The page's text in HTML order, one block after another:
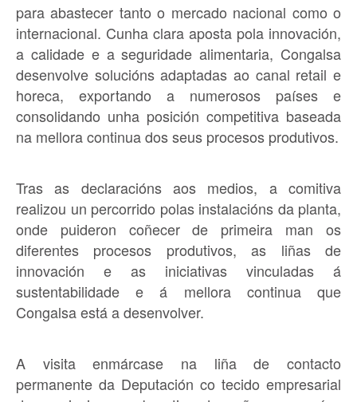
para abastecer tanto o mercado nacional como o
internacional. Cunha clara aposta pola innovación,
a calidade e a seguridade alimentaria, Congalsa
desenvolve solucións adaptadas ao canal retail e
horeca, exportando a numerosos países e
consolidando unha posición competitiva baseada
na mellora continua dos seus procesos produtivos.
Tras as declaracións aos medios, a comitiva
realizou un percorrido polas instalacións da planta,
onde puideron coñecer de primeira man os
diferentes procesos produtivos, as liñas de
innovación e as iniciativas vinculadas á
sustentabilidade e á mellora continua que
Congalsa está a desenvolver.
A visita enmárcase na liña de contacto
permanente da Deputación co tecido empresarial